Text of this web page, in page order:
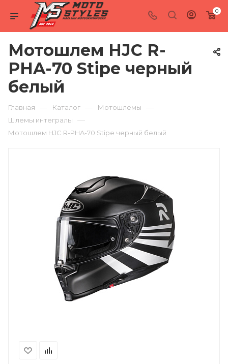
0
Мотошлем HJC R-
PHA-70 Stipe черный
белый
Главная — Каталог — Мотошлемы —
Шлемы интегралы —
Мотошлем HJC R-PHA-70 Stipe черный белый